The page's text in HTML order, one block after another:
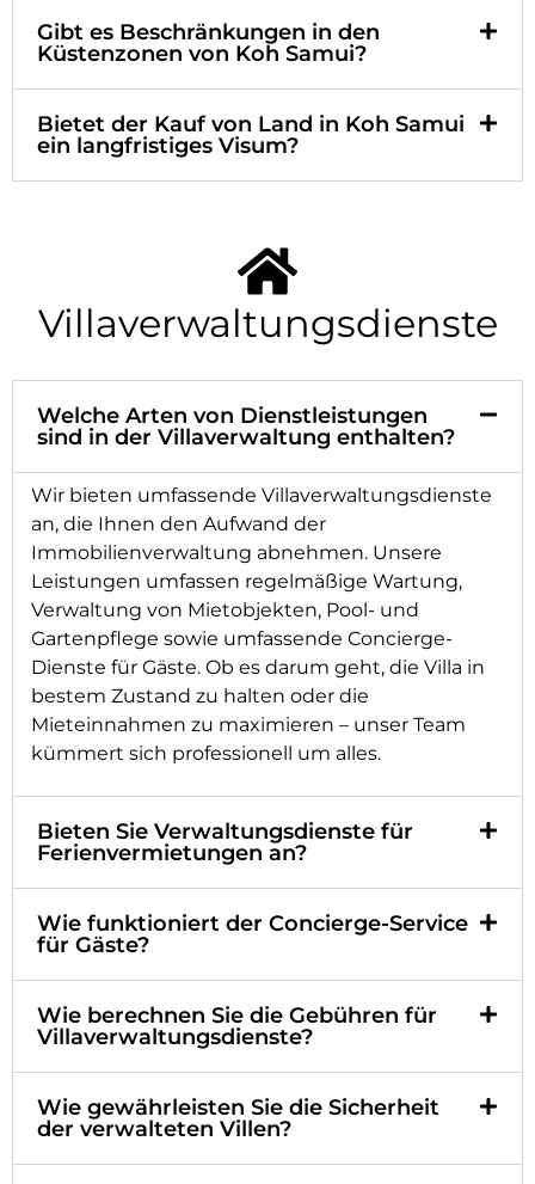
Gibt es Beschränkungen in den
Küstenzonen von Koh Samui?
Bietet der Kauf von Land in Koh Samui
ein langfristiges Visum?
Villaverwaltungsdienste
Welche Arten von Dienstleistungen
sind in der Villaverwaltung enthalten?
Wir bieten umfassende Villaverwaltungsdienste
an, die Ihnen den Aufwand der
Immobilienverwaltung abnehmen. Unsere
Leistungen umfassen regelmäßige Wartung,
Verwaltung von Mietobjekten, Pool- und
Gartenpflege sowie umfassende Concierge-
Dienste für Gäste. Ob es darum geht, die Villa in
bestem Zustand zu halten oder die
Mieteinnahmen zu maximieren – unser Team
kümmert sich professionell um alles.
Bieten Sie Verwaltungsdienste für
Ferienvermietungen an?
Wie funktioniert der Concierge-Service
für Gäste?
Wie berechnen Sie die Gebühren für
Villaverwaltungsdienste?
Wie gewährleisten Sie die Sicherheit
der verwalteten Villen?